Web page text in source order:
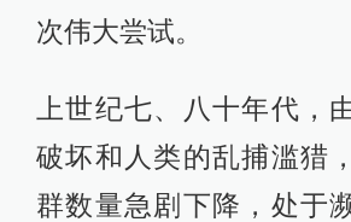
次伟大尝试。
上世纪七、八十年代，
破坏和人类的乱捕滥猎
群数量急剧下降，处于